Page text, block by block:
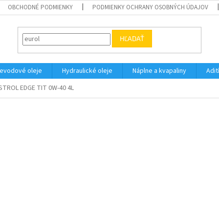
OBCHODNÉ PODMIENKY PODMIENKY OCHRANY OSOBNÝCH ÚDAJOV
HĽADAŤ
oleje Hydraulické oleje Náplne a kvapaliny
EDGE TIT 0W-40 4L